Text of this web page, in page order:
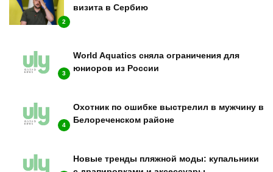
2
визита в Сербию
3
World Aquatics сняла ограничения для
юниоров из России
4
Охотник по ошибке выстрелил в мужчину в
Белореченском районе
Новые тренды пляжной моды: купальники